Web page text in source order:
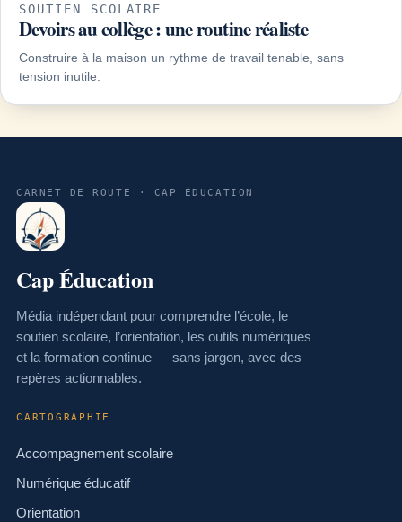
SOUTIEN SCOLAIRE
Devoirs au collège : une routine réaliste
Construire à la maison un rythme de travail tenable, sans
tension inutile.
CARNET DE ROUTE · CAP ÉDUCATION
Cap Éducation
Média indépendant pour comprendre l’école, le
soutien scolaire, l’orientation, les outils numériques
et la formation continue — sans jargon, avec des
repères actionnables.
CARTOGRAPHIE
Accompagnement scolaire
Numérique éducatif
Orientation